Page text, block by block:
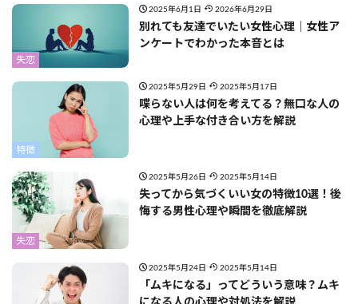
失恋
2025年6月1日 2026年6月29日
別れても友達でいたい女性心理｜女性ア
ンケートでわかった本音とは
特徴
2025年5月29日 2025年5月17日
喋らない人は何を考えてる？無口な人の
心理や上手な付き合い方を解説
失恋
2025年5月26日 2025年5月14日
失ってから気づくいい女の特徴10選！後
悔する男性心理や瞬間を徹底解説
2025年5月24日 2025年5月14日
「ムキになる」ってどういう意味？ムキ